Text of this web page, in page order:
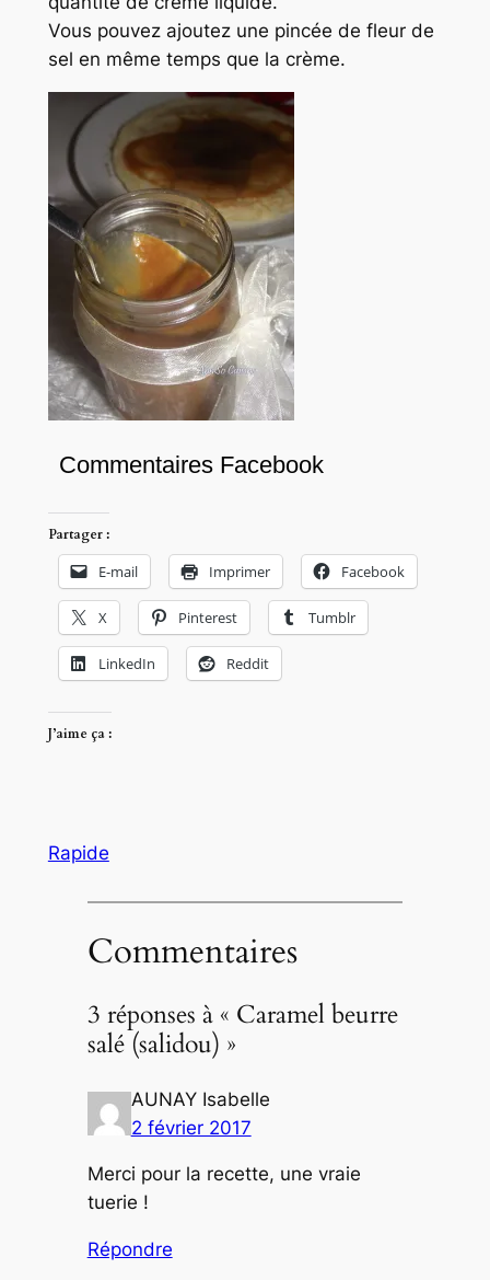
Vous pouvez ajoutez une pincée de fleur de
sel en même temps que la crème.
Commentaires Facebook
Partager :
E-mail Imprimer Facebook
X Pinterest Tumblr
LinkedIn Reddit
J’aime ça :
Rapide
Commentaires
3 réponses à « Caramel beurre
salé (salidou) »
AUNAY Isabelle
2 février 2017
Merci pour la recette, une vraie
tuerie !
Répondre